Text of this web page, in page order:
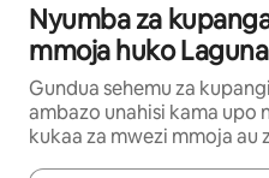
Nyumba za
mmoja huko
Gundua sehemu za
ambazo unahisi kama upo
kukaa za mwezi mmoja au